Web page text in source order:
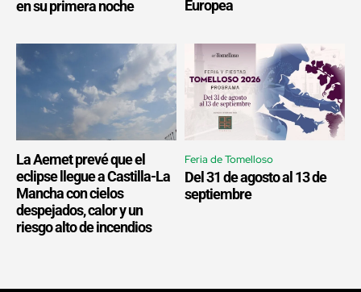
en su primera noche
Europea
La Aemet prevé que el
eclipse llegue a Castilla-La
Mancha con cielos
despejados, calor y un
riesgo alto de incendios
Feria de Tomelloso
Del 31 de agosto al 13 de
septiembre